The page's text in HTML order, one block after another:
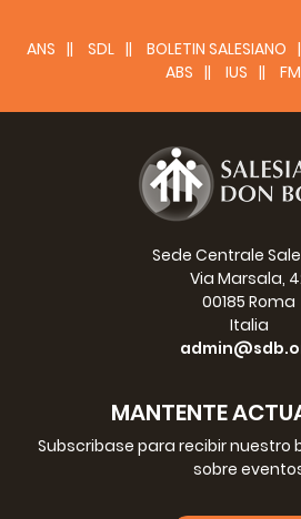
ANS SDL BOLETIN SALESIANO
ABS
IUS
Sede Centrale
Via Marsala,
00185 Roma
Italia
MANTENTE
Subscribase para recibir nuestro
sobre